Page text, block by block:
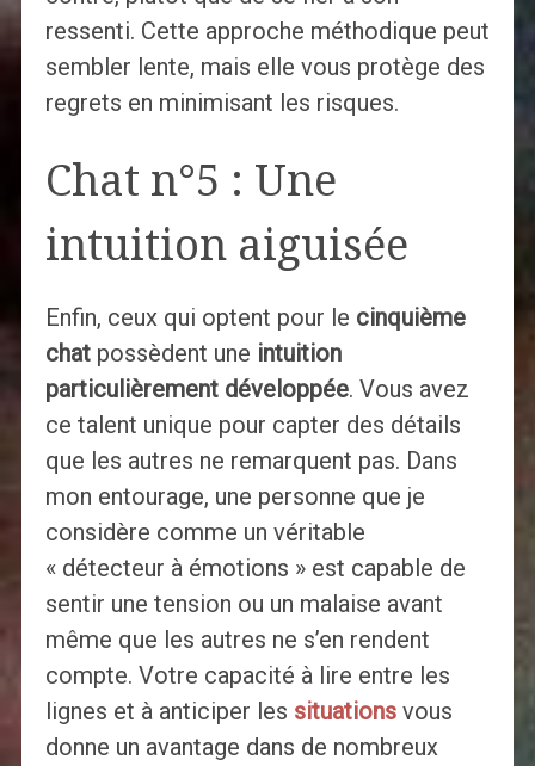
ressenti. Cette approche méthodique peut
sembler lente, mais elle vous protège des
regrets en minimisant les risques.
Chat n°5 : Une
intuition aiguisée
Enfin, ceux qui optent pour le cinquième
chatpossèdent une intuition
particulièrement développée. Vous avez
ce talent unique pour capter des détails
que les autres ne remarquent pas. Dans
mon entourage, une personne que je
considère comme un véritable
« détecteur à émotions » est capable de
sentir une tension ou un malaise avant
même que les autres ne s’en rendent
compte. Votre capacité à lire entre les
lignes et à anticiper les situations vous
donne un avantage dans de nombreux